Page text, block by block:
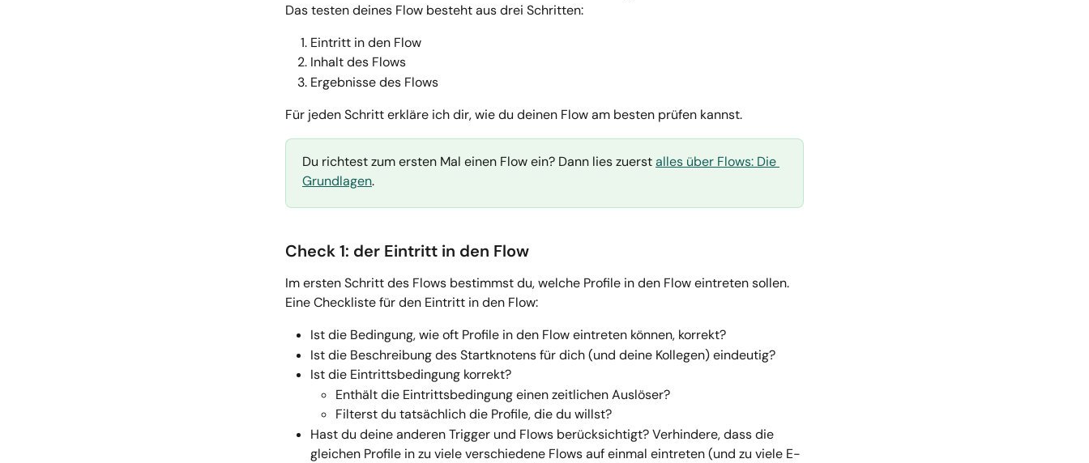
Das testen deines Flow besteht aus drei Schritten:
Eintritt in den Flow
Inhalt des Flows
Ergebnisse des Flows
Für jeden Schritt erkläre ich dir, wie du deinen Flow am besten prüfen kannst.
Du richtest zum ersten Mal einen Flow ein? Dann lies zuerst alles über Flows: Die
Grundlagen.
Check 1: der Eintritt in den Flow
Im ersten Schritt des Flows bestimmst du, welche Profile in den Flow eintreten sollen.
Eine Checkliste für den Eintritt in den Flow:
Ist die Bedingung, wie oft Profile in den Flow eintreten können, korrekt?
Ist die Beschreibung des Startknotens für dich (und deine Kollegen) eindeutig?
Ist die Eintrittsbedingung korrekt?
Enthält die Eintrittsbedingung einen zeitlichen Auslöser?
Filterst du tatsächlich die Profile, die du willst?
Hast du deine anderen Trigger und Flows berücksichtigt? Verhindere, dass die
gleichen Profile in zu viele verschiedene Flows auf einmal eintreten (und zu viele E-